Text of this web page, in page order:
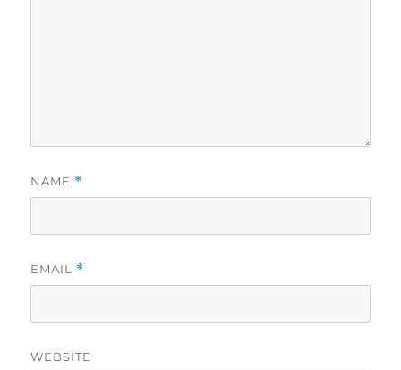
NAME *
EMAIL *
WEBSITE